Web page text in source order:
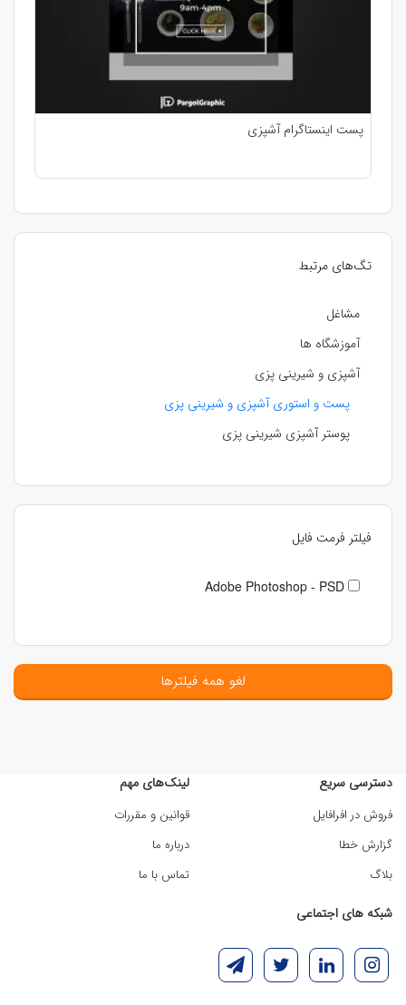
تگ‌های مرتبط
مشاغل
آموزشگاه ها
آشپزی و شیرینی پزی
پست و استوری آشپزی و شیرینی پزی
پوستر آشپزی شیرینی پزی
فیلتر فرمت فایل
Adobe Photoshop - PSD
لغو همه فیلترها
پست اینستاگرام آشپزی
دسترسی سریع
فروش در افرافایل
گزارش خطا
بلاگ
لینک‌های مهم
قوانین و مقررات
درباره ما
تماس با ما
شبکه های اجتماعی